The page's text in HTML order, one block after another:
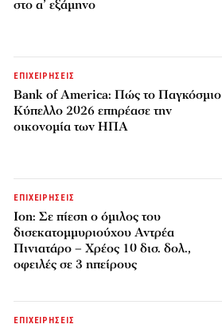
στο α’ εξάμηνο
ΕΠΙΧΕΙΡΗΣΕΙΣ
Bank of America: Πώς το Παγκόσμιο
Κύπελλο 2026 επηρέασε την
οικονομία των ΗΠΑ
ΕΠΙΧΕΙΡΗΣΕΙΣ
Ion: Σε πίεση ο όμιλος του
δισεκατομμυριούχου Αντρέα
Πινιατάρο – Χρέος 10 δισ. δολ.,
οφειλές σε 3 ηπείρους
ΕΠΙΧΕΙΡΗΣΕΙΣ